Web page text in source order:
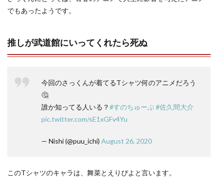
でもあったようです。
推しが武道館にいってくれたら死ぬ
今回のさっくんが着てるTシャツ何のアニメだろう
🤔
誰か知ってる人いる？#すのちゅーぶ #佐久間大介
pic.twitter.com/sE1xGFv4Yu
— Nishi (@puu_ichi) August 26, 2020
このTシャツのキャラは、舞菜とえりぴよと言います。